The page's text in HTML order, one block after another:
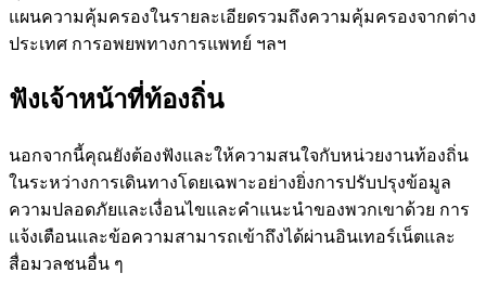
แผนความคุ้มครองในรายละเอียดรวมถึงความคุ้มครองจากต่าง
ประเทศ การอพยพทางการแพทย์ ฯลฯ
ฟังเจ้าหน้าที่ท้องถิ่น
นอกจากนี้คุณยังต้องฟังและให้ความสนใจกับหน่วยงานท้องถิ่น
ในระหว่างการเดินทางโดยเฉพาะอย่างยิ่งการปรับปรุงข้อมูล
ความปลอดภัยและเงื่อนไขและคำแนะนำของพวกเขาด้วย การ
แจ้งเตือนและข้อความสามารถเข้าถึงได้ผ่านอินเทอร์เน็ตและ
สื่อมวลชนอื่น ๆ